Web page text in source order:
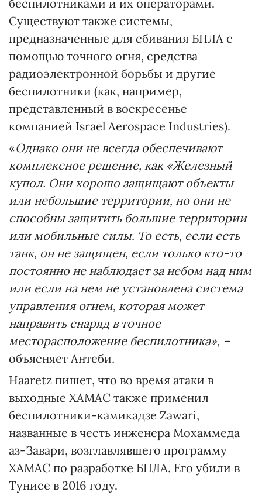
беспилотниками и их операторами.
Существуют также системы,
предназначенные для сбивания БПЛА с
помощью точного огня, средства
радиоэлектронной борьбы и другие
беспилотники (как, например,
представленный в воскресенье
компанией Israel Aerospace Industries).
«Однако они не всегда обеспечивают
комплексное решение, как «Железный
купол. Они хорошо защищают объекты
или небольшие территории, но они не
способны защитить большие территории
или мобильные силы. То есть, если есть
танк, он не защищен, если только кто-то
постоянно не наблюдает за небом над ним
или если на нем не установлена система
управления огнем, которая может
направить снаряд в точное
месторасположение беспилотника», –
объясняет Антеби.
Haaretz пишет, что во время атаки в
выходные ХАМАС также применил
беспилотники-камикадзе Zawari,
названные в честь инженера Мохаммеда
аз-Завари, возглавлявшего программу
ХАМАС по разработке БПЛА. Его убили в
Тунисе в 2016 году.